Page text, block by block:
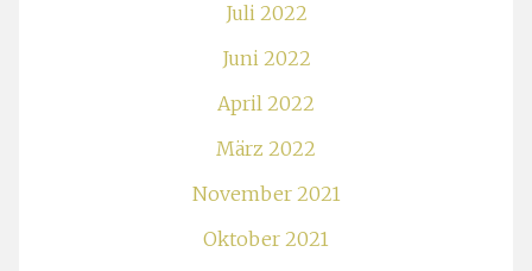
Juli 2022
Juni 2022
April 2022
März 2022
November 2021
Oktober 2021